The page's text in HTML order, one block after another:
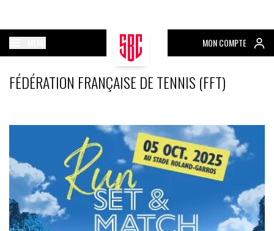
MON COMPTE
FÉDÉRATION FRANÇAISE DE TENNIS (FFT)